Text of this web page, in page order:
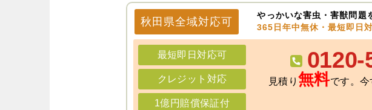
秋田県全域対応可
やっかいな害虫・害獣問題
365日年中無休・最短即日
最短即日対応可
クレジット対応
1億円賠償保証付
0120-
見積り 無料です。今